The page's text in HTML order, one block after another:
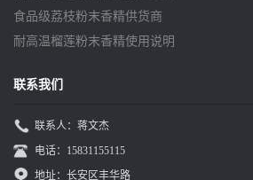
食品级荔枝粉末香精供货商
耐高温榴莲粉末香精使用说明
联系我们
联系人：蒋文杰
电话：15831155115
地址：长安区丰华路